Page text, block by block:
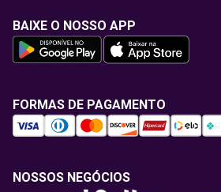
BAIXE O NOSSO APP
FORMAS DE PAGAMENTO
NOSSOS NEGÓCIOS